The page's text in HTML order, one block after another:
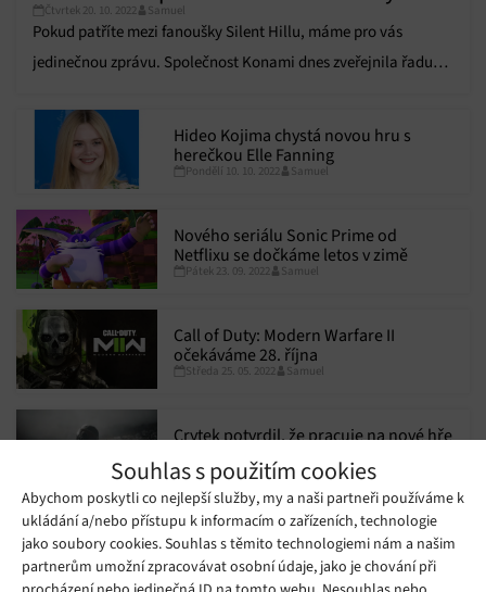
Souhlas s použitím cookies
Abychom poskytli co nejlepší služby, my a naši partneři používáme k
ukládání a/nebo přístupu k informacím o zařízeních, technologie
jako soubory cookies. Souhlas s těmito technologiemi nám a našim
partnerům umožní zpracovávat osobní údaje, jako je chování při
Čtvrtek 20. 10. 2022 Samuel
Pokud patříte mezi fanoušky Silent Hillu, máme pro vás
jedinečnou zprávu. Společnost Konami dnes zveřejnila řadu
Hideo Kojima chystá novou hru s
herečkou Elle Fanning
Pondělí 10. 10. 2022 Samuel
Nového seriálu Sonic Prime od
Netflixu se dočkáme letos v zimě
Pátek 23. 09. 2022 Samuel
Call of Duty: Modern Warfare II
očekáváme 28. října
Středa 25. 05. 2022 Samuel
Crytek potvrdil, že pracuje na nové hře
Čtvrtek 27. 01. 2022 Samuel